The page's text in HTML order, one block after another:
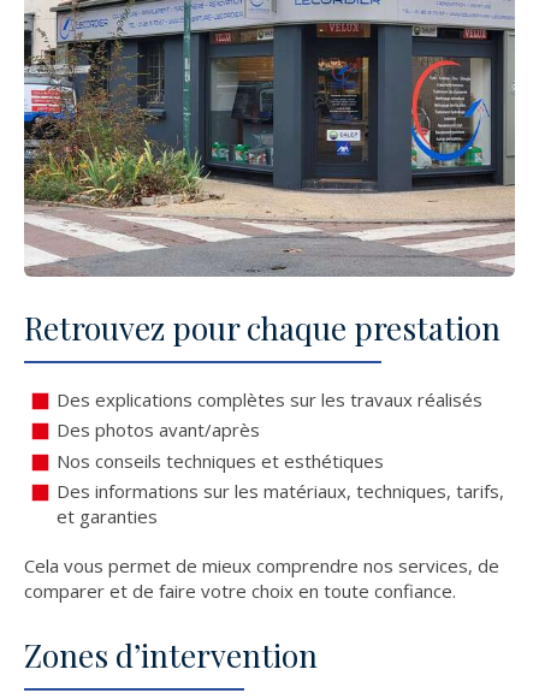
Retrouvez pour chaque prestation
Des explications complètes sur les travaux réalisés
Des photos avant/après
Nos conseils techniques et esthétiques
Des informations sur les matériaux, techniques, tarifs,
et garanties
Cela vous permet de mieux comprendre nos services, de
comparer et de faire votre choix en toute confiance.
Zones d’intervention